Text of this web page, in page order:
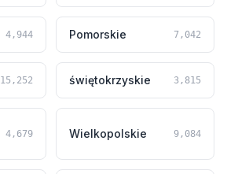
4,944 Pomorskie 7,042
15,252 świętokrzyskie 3,815
4,679 Wielkopolskie 9,084